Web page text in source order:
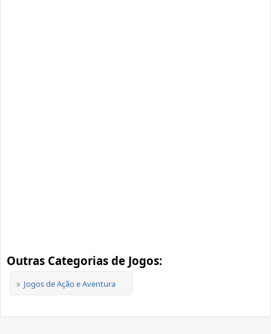
Outras Categorias de Jogos:
Jogos de Ação e Aventura